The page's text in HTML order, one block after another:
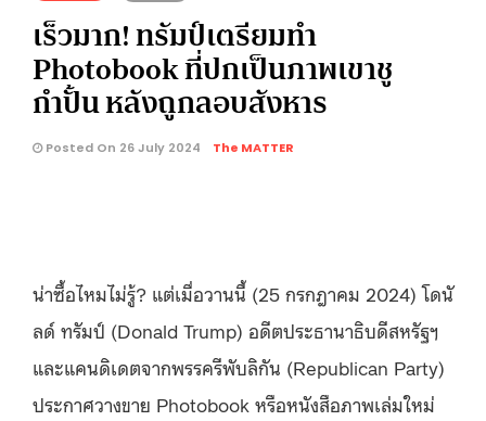
เร็วมาก! ทรัมป์เตรียมทำ
Photobook ที่ปกเป็นภาพเขาชู
กำปั้น หลังถูกลอบสังหาร
Posted On 26 July 2024 The MATTER
น่าซื้อไหมไม่รู้? แต่เมื่อวานนี้ (25 กรกฎาคม 2024) โดนั
ลด์ ทรัมป์ (Donald Trump) อดีตประธานาธิบดีสหรัฐฯ
และแคนดิเดตจากพรรครีพับลิกัน (Republican Party)
ประกาศวางขาย Photobook หรือหนังสือภาพเล่มใหม่